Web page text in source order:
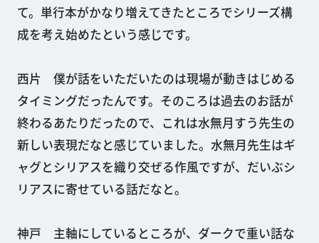
て。単行本がかなり増えてきたところでシリーズ構
成を考え始めたという感じです。
西片 僕が話をいただいたのは現場が動きはじめる
タイミングだったんです。そのころは過去のお話が
終わるあたりだったので、これは水無月すう先生の
新しい表現だなと感じていました。水無月先生はギ
ャグとシリアスを織り交ぜる作風ですが、だいぶシ
リアスに寄せている話だなと。
神戸 主軸にしているところが、ダークで重い話な